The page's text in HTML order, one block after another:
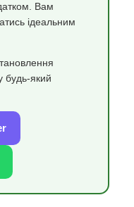
Вам
ідеальним
будь-який